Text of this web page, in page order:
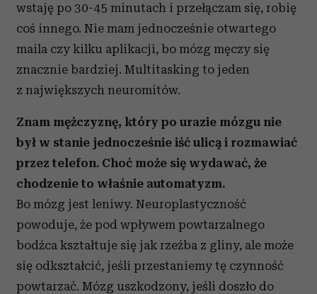
wstaję po 30-45 minutach i przełączam się, robię
coś innego. Nie mam jednocześnie otwartego
maila czy kilku aplikacji, bo mózg męczy się
znacznie bardziej. Multitasking to jeden
z największych neuromitów.
Znam mężczyznę, który po urazie mózgu nie
był w stanie jednocześnie iść ulicą i rozmawiać
przez telefon. Choć może się wydawać, że
chodzenie to właśnie automatyzm.
Bo mózg jest leniwy. Neuroplastyczność
powoduje, że pod wpływem powtarzalnego
bodźca kształtuje się jak rzeźba z gliny, ale może
się odkształcić, jeśli przestaniemy tę czynność
powtarzać. Mózg uszkodzony, jeśli doszło do